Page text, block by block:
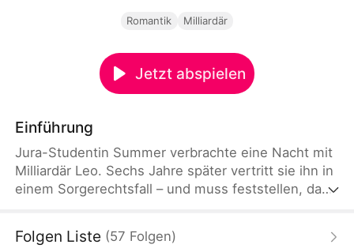
Romantik Milliardär
Jetzt abspielen
Einführung
Jura-Studentin Summer verbrachte eine Nacht mit
Milliardär Leo. Sechs Jahre später vertritt sie ihn in
einem Sorgerechtsfall – und muss feststellen, dass
Summers Identität an sich riss. Und Summers
Folgen Liste (57 Folgen)